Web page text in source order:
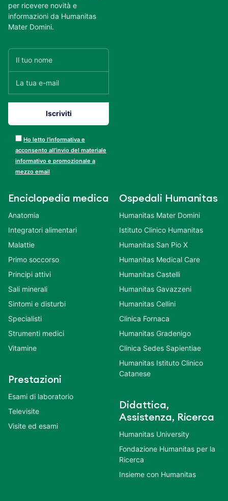
per ricevere novità e
informazioni da Humanitas
Mater Domini.
Ho letto l’informativa e
acconsento all’invio del materiale
informativo e promozionale a
mezzo email
Enciclopedia medica
Anatomia
Integratori alimentari
Malattie
Primo soccorso
Principi attivi
Sali minerali
Sintomi e disturbi
Specialisti
Strumenti medici
Vitamine
Prestazioni
Esami di laboratorio
Televisite
Visite ed esami
Ospedali Humanitas
Humanitas Mater Domini
Istituto Clinico Humanitas
Humanitas San Pio X
Humanitas Medical Care
Humanitas Castelli
Humanitas Gavazzeni
Humanitas Cellini
Clinica Fornaca
Humanitas Gradenigo
Clinica Sedes Sapientiae
Humanitas Istituto Clinico
Catanese
Didattica,
Assistenza, Ricerca
Humanitas University
Fondazione Humanitas per la
Ricerca
Insieme con Humanitas